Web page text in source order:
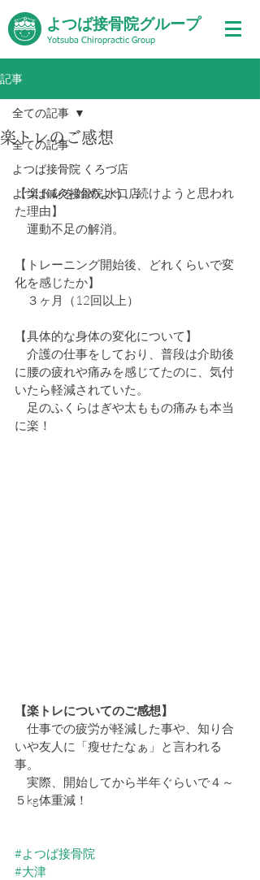
よつば接骨院グループ
Yotsuba Chiropractic Group
記事
全ての記事
よつば接骨院 くろづ店
よつば鍼灸接骨院 水口店
全ての記事
楽トレのご感想
【楽トレを始めよう、続けようと思われ
た理由】
運動不足の解消。
【トレーニング開始後、どれくらいで変
化を感じたか】
３ヶ月（12回以上）
【具体的な身体の変化について】
介護の仕事をしており、普段は介助後
に腰の疲れや痛みを感じてたのに、気付
いたら軽減されていた。
足のふくらはぎや太ももの痛みも本当
に楽！
【楽トレについてのご感想】
仕事での疲労が軽減した事や、知り合
いや友人に「瘦せたなぁ」と言われる
事。
実際、開始してから半年ぐらいで４～
５kg体重減！
#よつば接骨院
#大津